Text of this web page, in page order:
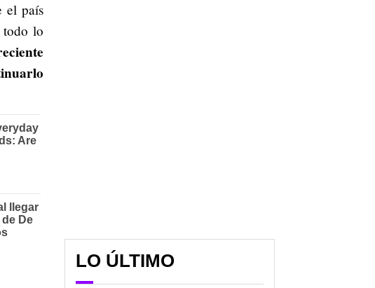
el país
todo lo
LO ÚLTIMO